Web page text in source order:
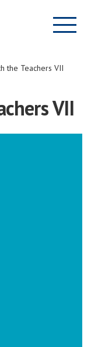
the Teachers VII
VII